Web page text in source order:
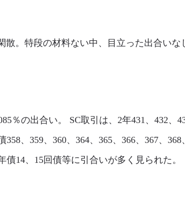
。特段の材料ない中、目立った出合いな
の出合い。 SC取引は、2年431、432、
358、359、360、364、365、366、367、
債14、15回債等に引合いが多く見られた。